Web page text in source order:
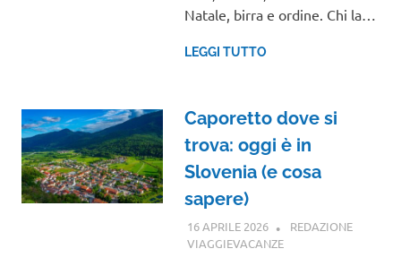
Natale, birra e ordine. Chi la…
LEGGI TUTTO
Caporetto dove si
trova: oggi è in
Slovenia (e cosa
sapere)
16 APRILE 2026
REDAZIONE
VIAGGIEVACANZEGUIDE